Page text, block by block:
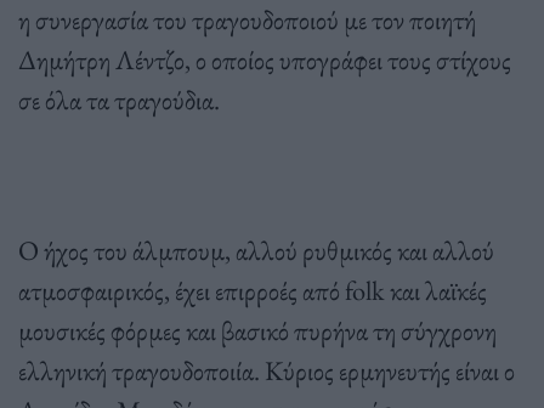
η συνεργασία του τραγουδοποιού με τον ποιητή
Δημήτρη Λέντζο, ο οποίος υπογράφει τους στίχους
σε όλα τα τραγούδια.
Ο ήχος του άλμπουμ, αλλού ρυθμικός και αλλού
ατμοσφαιρικός, έχει επιρροές από folk και λαϊκές
μουσικές φόρμες και βασικό πυρήνα τη σύγχρονη
ελληνική τραγουδοποιία. Κύριος ερμηνευτής είναι ο